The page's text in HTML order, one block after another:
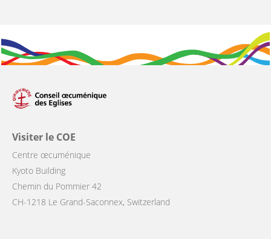
Visiter le COE
Centre œcuménique
Kyoto Building
Chemin du Pommier 42
CH-1218 Le Grand-Saconnex, Switzerland